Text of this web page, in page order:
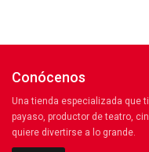
Conócenos
Una tienda especializada que
payaso, productor de teatro,
quiere divertirse a lo grande.